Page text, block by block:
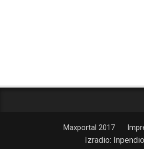
Maxportal 2017
Izradio: Inpendio